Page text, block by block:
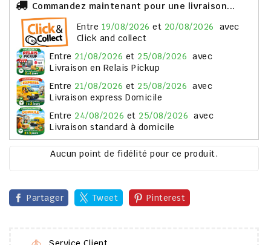
Commandez maintenant pour une livraison...
entre 19/08/2026 et 20/08/2026
avec
Click and collect
entre 21/08/2026 et 25/08/2026 avec
Livraison en Relais Pickup
entre 21/08/2026 et 25/08/2026 avec
Livraison express Domicile
entre 24/08/2026 et 25/08/2026 avec
Livraison standard à domicile
Aucun point de fidélité pour ce produit.
Partager Tweet Pinterest